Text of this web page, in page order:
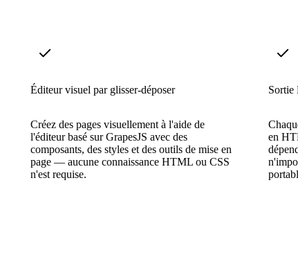
Éditeur visuel par glisser-déposer
Créez des pages visuellement à l'aide de
l'éditeur basé sur GrapesJS avec des
composants, des styles et des outils de mise en
page — aucune connaissance HTML ou CSS
n'est requise.
Sortie
en